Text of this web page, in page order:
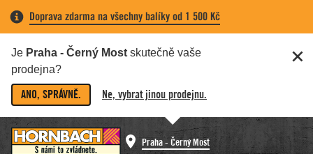
Doprava zdarma na všechny balíky od 1 500 Kč
Je Praha - Černý Most skutečně vaše
prodejna?
ANO, SPRÁVNĚ. Ne, vybrat jinou prodejnu.
Praha - Černý Most